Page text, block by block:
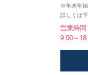
※年末年始
詳しくは
営業時間
9:00～